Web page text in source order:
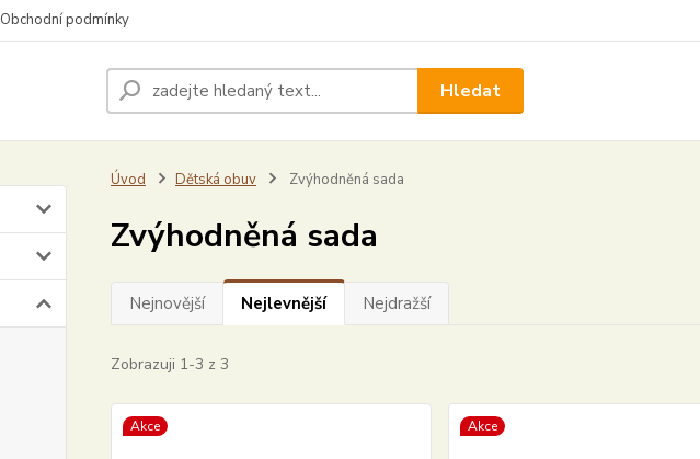
Obchodní podmínky
Hledat
Úvod Dětská obuv Zvýhodněná sada
Zvýhodněná sada
Nejnovější Nejlevnější Nejdražší
Zobrazuji 1-3 z 3
Akce Akce